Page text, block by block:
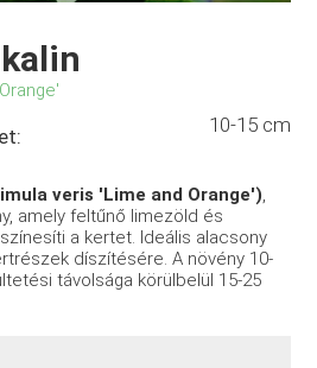
10-15 cm
veris 'Lime and Orange'),
amely feltűnő limezöld és
a kertet. Ideális alacsony
díszítésére. A növény 10-
távolsága körülbelül 15-25